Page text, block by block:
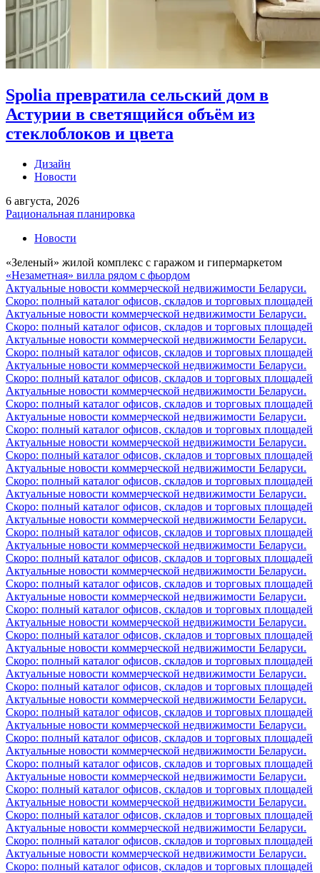
Spolia превратила сельский дом в
Астурии в светящийся объём из
стеклоблоков и цвета
Дизайн
Новости
6 августа, 2026
Рациональная планировка
Новости
«Зеленый» жилой комплекс с гаражом и гипермаркетом
«Незаметная» вилла рядом с фьордом
Актуальные новости коммерческой недвижимости Беларуси.
Скоро: полный каталог офисов, складов и торговых площадей
Актуальные новости коммерческой недвижимости Беларуси.
Скоро: полный каталог офисов, складов и торговых площадей
Актуальные новости коммерческой недвижимости Беларуси.
Скоро: полный каталог офисов, складов и торговых площадей
Актуальные новости коммерческой недвижимости Беларуси.
Скоро: полный каталог офисов, складов и торговых площадей
Актуальные новости коммерческой недвижимости Беларуси.
Скоро: полный каталог офисов, складов и торговых площадей
Актуальные новости коммерческой недвижимости Беларуси.
Скоро: полный каталог офисов, складов и торговых площадей
Актуальные новости коммерческой недвижимости Беларуси.
Скоро: полный каталог офисов, складов и торговых площадей
Актуальные новости коммерческой недвижимости Беларуси.
Скоро: полный каталог офисов, складов и торговых площадей
Актуальные новости коммерческой недвижимости Беларуси.
Скоро: полный каталог офисов, складов и торговых площадей
Актуальные новости коммерческой недвижимости Беларуси.
Скоро: полный каталог офисов, складов и торговых площадей
Актуальные новости коммерческой недвижимости Беларуси.
Скоро: полный каталог офисов, складов и торговых площадей
Актуальные новости коммерческой недвижимости Беларуси.
Скоро: полный каталог офисов, складов и торговых площадей
Актуальные новости коммерческой недвижимости Беларуси.
Скоро: полный каталог офисов, складов и торговых площадей
Актуальные новости коммерческой недвижимости Беларуси.
Скоро: полный каталог офисов, складов и торговых площадей
Актуальные новости коммерческой недвижимости Беларуси.
Скоро: полный каталог офисов, складов и торговых площадей
Актуальные новости коммерческой недвижимости Беларуси.
Скоро: полный каталог офисов, складов и торговых площадей
Актуальные новости коммерческой недвижимости Беларуси.
Скоро: полный каталог офисов, складов и торговых площадей
Актуальные новости коммерческой недвижимости Беларуси.
Скоро: полный каталог офисов, складов и торговых площадей
Актуальные новости коммерческой недвижимости Беларуси.
Скоро: полный каталог офисов, складов и торговых площадей
Актуальные новости коммерческой недвижимости Беларуси.
Скоро: полный каталог офисов, складов и торговых площадей
Актуальные новости коммерческой недвижимости Беларуси.
Скоро: полный каталог офисов, складов и торговых площадей
Актуальные новости коммерческой недвижимости Беларуси.
Скоро: полный каталог офисов, складов и торговых площадей
Актуальные новости коммерческой недвижимости Беларуси.
Скоро: полный каталог офисов, складов и торговых площадей